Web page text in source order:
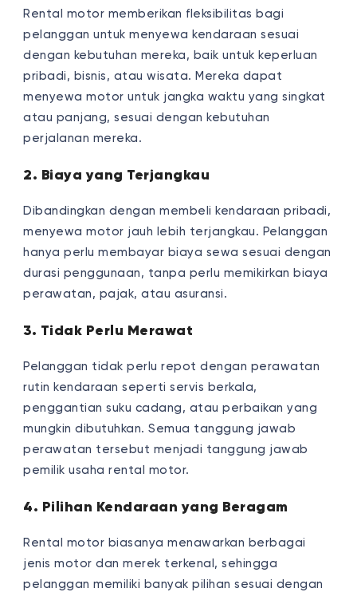
Rental motor memberikan fleksibilitas bagi
pelanggan untuk menyewa kendaraan sesuai
dengan kebutuhan mereka, baik untuk keperluan
pribadi, bisnis, atau wisata. Mereka dapat
menyewa motor untuk jangka waktu yang singkat
atau panjang, sesuai dengan kebutuhan
perjalanan mereka.
2. Biaya yang Terjangkau
Dibandingkan dengan membeli kendaraan pribadi,
menyewa motor jauh lebih terjangkau. Pelanggan
hanya perlu membayar biaya sewa sesuai dengan
durasi penggunaan, tanpa perlu memikirkan biaya
perawatan, pajak, atau asuransi.
3. Tidak Perlu Merawat
Pelanggan tidak perlu repot dengan perawatan
rutin kendaraan seperti servis berkala,
penggantian suku cadang, atau perbaikan yang
mungkin dibutuhkan. Semua tanggung jawab
perawatan tersebut menjadi tanggung jawab
pemilik usaha rental motor.
4. Pilihan Kendaraan yang Beragam
Rental motor biasanya menawarkan berbagai
jenis motor dan merek terkenal, sehingga
pelanggan memiliki banyak pilihan sesuai dengan